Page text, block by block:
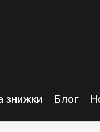
знижки Блог